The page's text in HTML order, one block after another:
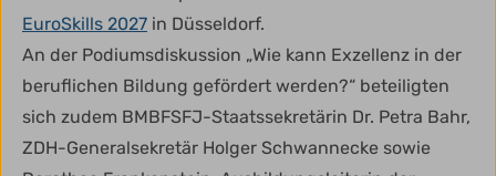
EuroSkills 2027 in Düsseldorf.
An der Podiumsdiskussion „Wie kann Exzellenz in der
beruflichen Bildung gefördert werden?“ beteiligten
sich zudem BMBFSFJ-Staatssekretärin Dr. Petra Bahr,
ZDH-Generalsekretär Holger Schwannecke sowie